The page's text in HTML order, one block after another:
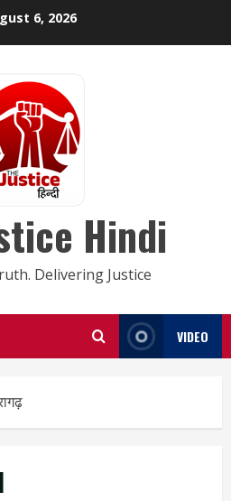
6, 2026
Hindi
Delivering Justice
VIDEO